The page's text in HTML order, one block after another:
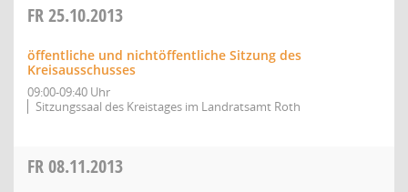
FR25.10.2013
öffentliche und nichtöffentliche Sitzung des
Kreisausschusses
09:00-09:40 Uhr
Sitzungssaal des Kreistages im Landratsamt Roth
FR08.11.2013